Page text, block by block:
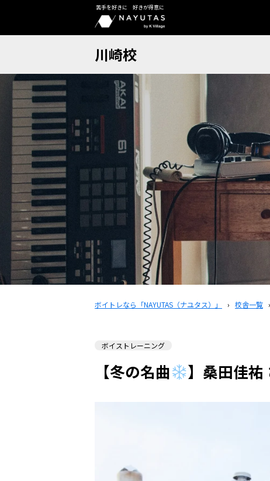
苦手を好きに 好きが得意に
川崎校
ボイトレなら「NAYUTAS（ナユタス）」 › 校舎一覧 ›
ボイストレーニング
【冬の名曲 】桑田佳祐